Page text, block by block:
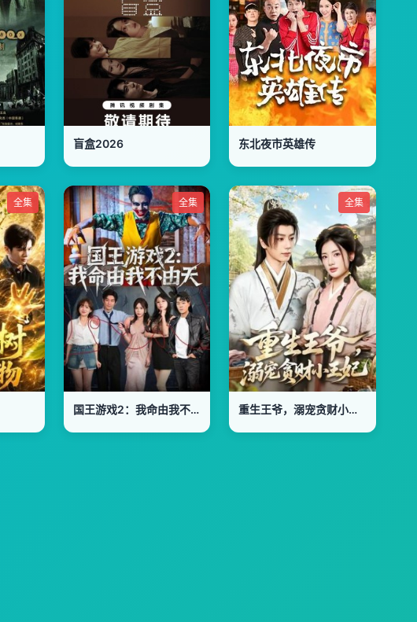
盲盒2026 东北夜市英雄传
全集 全集
国王游戏2：我命由我不由天
全集
重生王爷，溺宠贪财小王妃